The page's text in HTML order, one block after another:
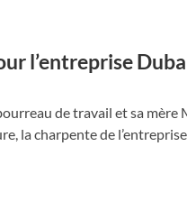
l’entreprise
de travail et sa mère
la charpente de